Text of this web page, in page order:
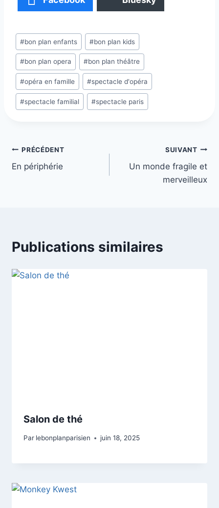
Étiquettes
de
la
publication :
#bon plan enfants #bon plan kids
#bon plan opera #bon plan théâtre
#opéra en famille #spectacle d'opéra
#spectacle familial #spectacle paris
Navigation
de
PRÉCÉDENT
En périphérie
SUIVANT
Un monde fragile et
merveilleux
Publications similaires
Salon de thé
Par lebonplanparisien juin 18, 2025